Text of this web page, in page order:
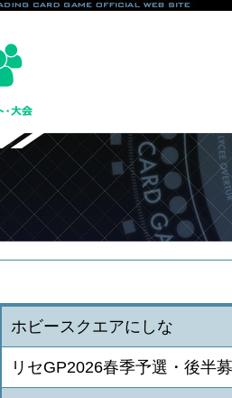
ホビースクエアにしな
リセGP2026春季予選・後半